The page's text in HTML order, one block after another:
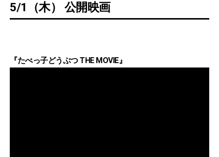
5/1（木） 公開映画
『たべっ子どうぶつ THE MOVIE』